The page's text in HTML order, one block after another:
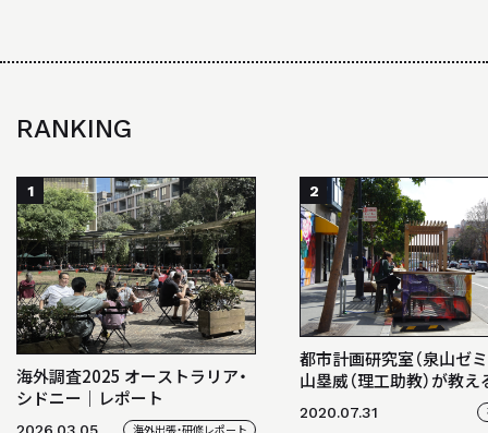
LINK
RANKING
1
海外調査2025 オーストラリア・
シドニー｜レポート
海外出張・研修レポート
2
都市計画研究室（泉山ゼ
山塁威（理工助教）が教え
2020.07.31